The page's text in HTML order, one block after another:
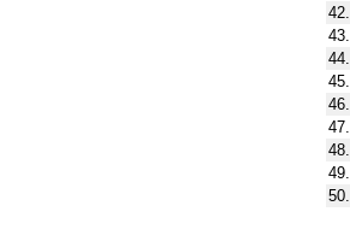
42.
43.
44.
45.
46.
47.
48.
49.
50.